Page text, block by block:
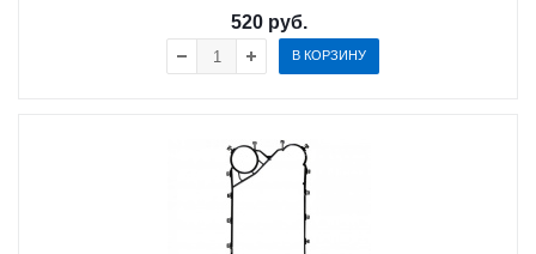
520руб.
В КОРЗИНУ